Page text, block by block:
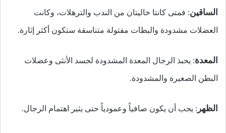
الساقين: فمتى كانتا خاليتان من الندب والترهلات، وكانت
العضلات مشدودة والبطات مفتولة متناسقة ستكون أكثر إثارة.
المعدة: يحبذ الرجال المعدة المشدودة لجسد الأنثى وعضلات
البطن الصغيرة والمشدودة.
الظهر : يجب أن يكون صافياً وعمودياً حتى يثير اهتمام الرجال.